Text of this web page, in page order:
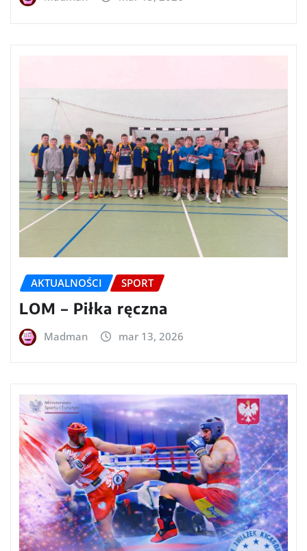
AKTUALNOŚCI SPORT
LOM – Piłka ręczna
Madman mar 13, 2026